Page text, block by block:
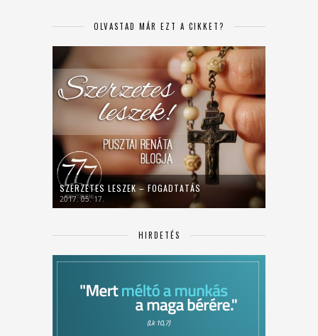
OLVASTAD MÁR EZT A CIKKET?
SZERZETES LESZEK – FOGADTATÁS
2017. 05. 17.
HIRDETÉS